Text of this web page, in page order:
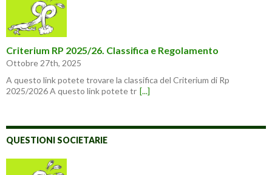
Criterium RP 2025/26. Classifica e Regolamento
Ottobre 27th, 2025
A questo link potete trovare la classifica del Criterium di Rp
2025/2026 A questo link potete tr [...]
QUESTIONI SOCIETARIE